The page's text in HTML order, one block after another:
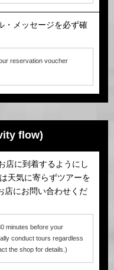
・メッセージを必ず確
reservation voucher
flow)
店に到着するようにし
天気に寄らずツアーを
店にお問い合わせくだ
minutes before your
conduct tours regardless
the shop for details.)